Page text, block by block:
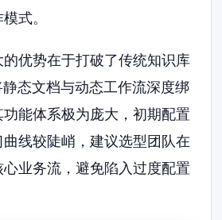
式。
的优势在于打破了传统知识库
态文档与动态工作流深度绑
能体系极为庞大，初期配置
线较陡峭，建议选型团队在
业务流，避免陷入过度配置